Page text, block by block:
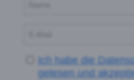
Ich habe die
gelesen und